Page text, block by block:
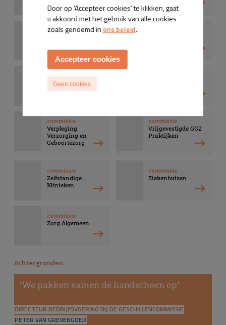
commissie
commissie
Uiterlijke
Verzorging
commissie
Verpleging
Verzorging en
Geboortezorg
commissie
Vrijgevestigde GGZ
Praktijken
commissie
Zelfstandige
Klinieken
commissie
Ziekenhuizen
commissie
Zorg Algemeen
Achtergronden
‘We pakken samen de handschoen op’
DIRECTEUR BEDRIJFSVOERING BIJ DE GESCHILLENCOMMISSIE
PETER VAN GREVENGOED
Door op 'Accepteer cookies' te klikken, gaat
u akkoord met het gebruik van alle cookies
zoals genoemd inons beleid.
Accepteer cookies
Geen cookies